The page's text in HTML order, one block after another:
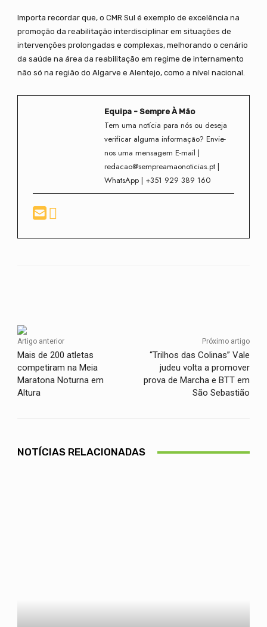
Importa recordar que, o CMR Sul é exemplo de excelência na
promoção da reabilitação interdisciplinar em situações de
intervenções prolongadas e complexas, melhorando o cenário
da saúde na área da reabilitação em regime de internamento
não só na região do Algarve e Alentejo, como a nível nacional.
Equipa - Sempre À Mão
Tem uma notícia para nós ou deseja
verificar alguma informação? Envie-
nos uma mensagem E-mail |
redacao@sempreamaonoticias.pt |
WhatsApp | +351 929 389 160
Artigo anterior
Mais de 200 atletas
competiram na Meia
Maratona Noturna em
Altura
Próximo artigo
“Trilhos das Colinas” Vale
judeu volta a promover
prova de Marcha e BTT em
São Sebastião
NOTÍCIAS RELACIONADAS